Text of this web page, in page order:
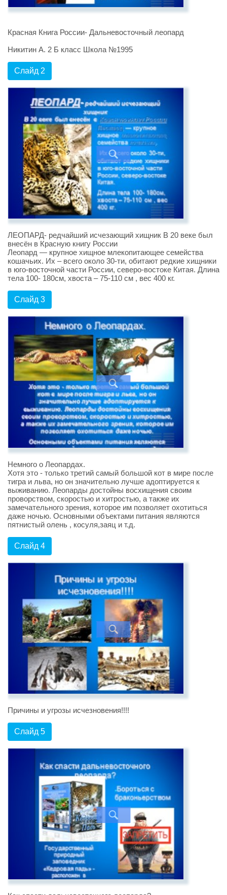
Красная Книга России- Дальневосточный леопард
Никитин А. 2 Б класс Школа №1995
Слайд 2
ЛЕОПАРД- редчайший исчезающий хищник В 20 веке был
внесён в Красную книгу России
Леопард — крупное хищное млекопитающее семейства
кошачьих. Их – всего около 30-ти, обитают редкие хищники
в юго-восточной части России, северо-востоке Китая. Длина
тела 100- 180см, хвоста – 75-110 см , вес 400 кг.
Слайд 3
Немного о Леопардах.
Хотя это - только третий самый большой кот в мире после
тигра и льва, но он значительно лучше адоптируется к
выживанию. Леопарды достойны восхищения своим
проворством, скоростью и хитростью, а также их
замечательного зрения, которое им позволяет охотиться
даже ночью. Основными объектами питания являются
пятнистый олень , косуля,заяц и т.д.
Слайд 4
Причины и угрозы исчезновения!!!!
Слайд 5